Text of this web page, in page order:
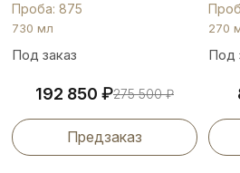
Проба: 875
730 мл
Под заказ
192 850 ₽275 500₽
Предзаказ
270
Под